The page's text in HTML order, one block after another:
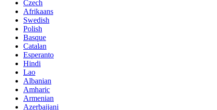
Czech
Afrikaans
Swedish
Polish
Basque
Catalan
Esperanto
Hindi
Lao
Albanian
Amharic
Armenian
Azerbaijani